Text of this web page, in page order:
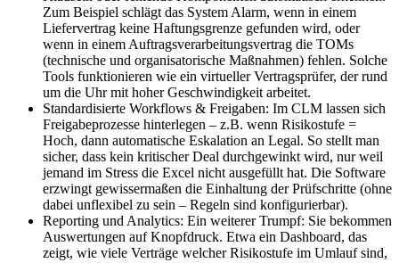
Zum Beispiel schlägt das System Alarm, wenn in einem
Liefervertrag keine Haftungsgrenze gefunden wird, oder
wenn in einem Auftragsverarbeitungsvertrag die TOMs
(technische und organisatorische Maßnahmen) fehlen. Solche
Tools funktionieren wie ein virtueller Vertragsprüfer, der rund
um die Uhr mit hoher Geschwindigkeit arbeitet.
Standardisierte Workflows & Freigaben: Im CLM lassen sich
Freigabeprozesse hinterlegen – z.B. wenn Risikostufe =
Hoch, dann automatische Eskalation an Legal. So stellt man
sicher, dass kein kritischer Deal durchgewinkt wird, nur weil
jemand im Stress die Excel nicht ausgefüllt hat. Die Software
erzwingt gewissermaßen die Einhaltung der Prüfschritte (ohne
dabei unflexibel zu sein – Regeln sind konfigurierbar).
Reporting und Analytics: Ein weiterer Trumpf: Sie bekommen
Auswertungen auf Knopfdruck. Etwa ein Dashboard, das
zeigt, wie viele Verträge welcher Risikostufe im Umlauf sind,